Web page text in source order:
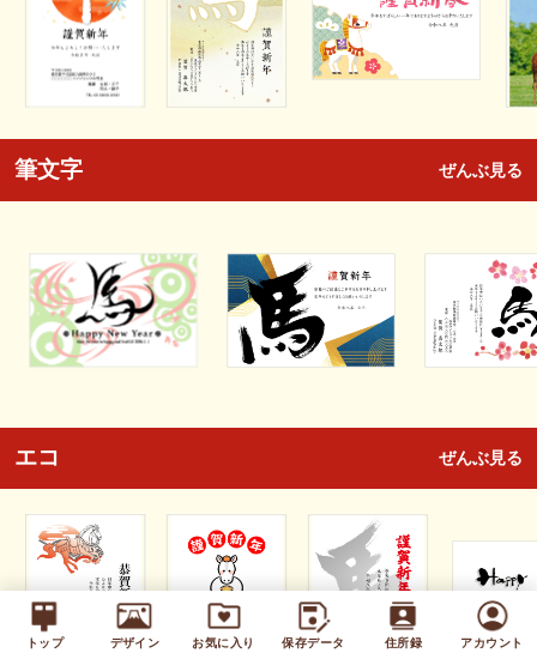
トップ デザイン お気に入り 保存データ 住所録 アカウント
筆文字 ぜんぶ見る
エコ ぜんぶ見る